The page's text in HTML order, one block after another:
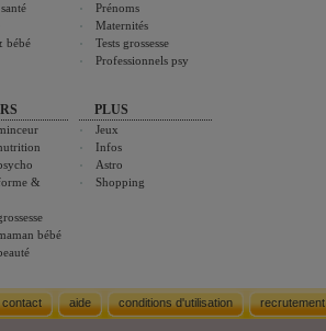
bébé
&
bébé
Prénoms
Maternités
Tests grossesse
Professionnels psy
PLUS
Jeux
Infos
Astro
Shopping
contact aide conditions d'utilisation recrutement